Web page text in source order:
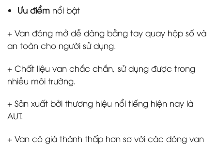
Ưu điểmnổi bật
+ Van đóng mở dễ dàng bằng tay quay hộp số và
an toàn cho người sử dụng.
+ Chất liệu van chắc chắn, sử dụng được trong
nhiều môi trường.
+ Sản xuất bởi thương hiệu nổi tiếng hiện nay là
AUT.
+ Van có giá thành thấp hơn sơ với các dòng van